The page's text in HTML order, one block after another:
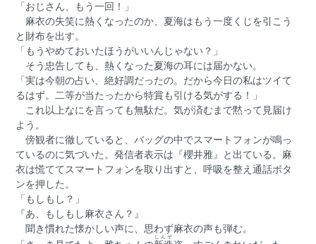
「おじさん、もう一回！」
麻衣の失笑に熱くなったのか、夏海はもう一度くじを引こう
と財布を出す。
「もうやめておいたほうがいいんじゃない？」
そう忠告しても、熱くなった夏海の耳には届かない。
「実は今朝の占い、絶好調だったの。だから今日の私はツイて
るはず。二等が当たったから特賞も引ける気がする！」
これ以上なにを言っても無駄だ。気が済むまで黙って見届け
よう。
傍観者に徹していると、バッグの中でスマートフォンが鳴っ
ているのに気づいた。発信者表示は『櫻井雅』と出ている。麻
衣は慌ててスマートフォンを取り出すと、呼吸を整え通話ボタ
ンを押した。
「もしもし？」
『あ、もしもし麻衣さん？』
聞き慣れた懐かしい声に、思わず麻衣の声も弾む。
しんぞ